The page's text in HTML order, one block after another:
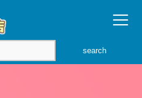
search